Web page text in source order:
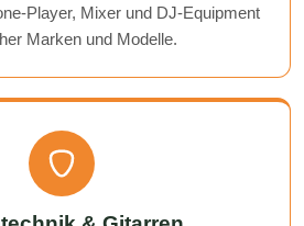
Player, Mixer und DJ-Equipment
Marken und Modelle.